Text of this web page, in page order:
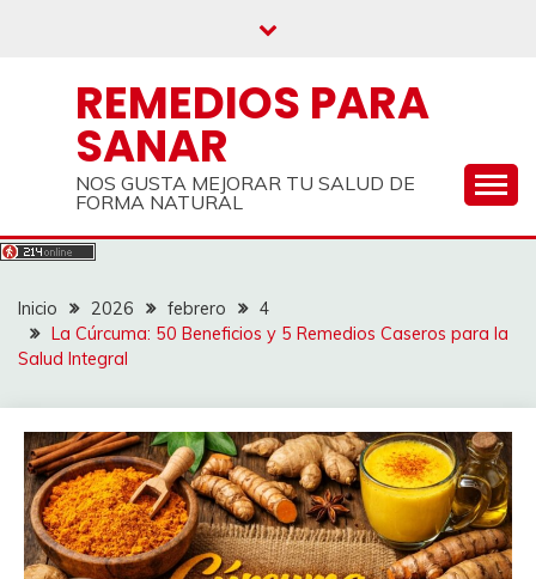
REMEDIOS PARA
SANAR
NOS GUSTA MEJORAR TU SALUD DE
FORMA NATURAL
Inicio 2026 febrero
4
La Cúrcuma: 50 Beneficios y 5 Remedios Caseros para la
Salud Integral